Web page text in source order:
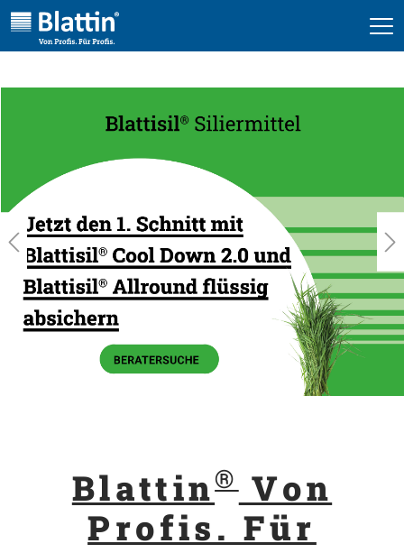
springen
Blattin®Von
Profis. Für